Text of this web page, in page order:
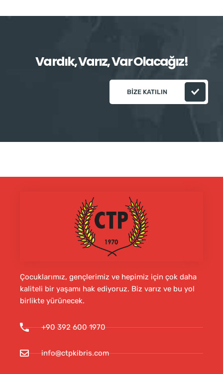
Vardık, Varız, Var Olacağız!
BIZE KATILIN
Çocuklarımız, gençlerimiz ve hepimiz için çok daha
kaliteli bir yaşamı hak ediyoruz. Biz varız ve bu yol
birlikte yürünecek.
+90 392 600 1970
info@ctpkibris.com